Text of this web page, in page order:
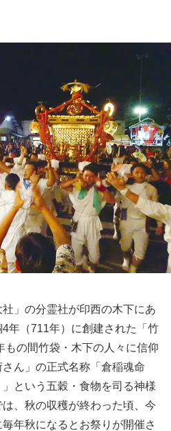
」の分霊社が印西の木下にあ
年（711年）に創建された「竹
もの間竹袋・木下の人々に信仰
ん」の正式名称「倉稲魂命
」という五穀・食物を司る神様
、秋の収穫が終わった頃、今
年秋になるとお祭りが開催さ